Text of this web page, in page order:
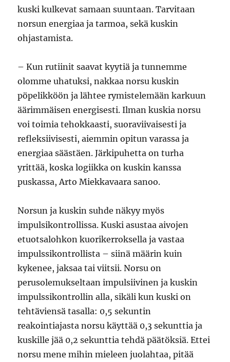
kuski kulkevat samaan suuntaan. Tarvitaan
norsun energiaa ja tarmoa, sekä kuskin
ohjastamista.
– Kun rutiinit saavat kyytiä ja tunnemme
olomme uhatuksi, nakkaa norsu kuskin
pöpelikköön ja lähtee rymistelemään karkuun
äärimmäisen energisesti. Ilman kuskia norsu
voi toimia tehokkaasti, suoraviivaisesti ja
refleksiivisesti, aiemmin opitun varassa ja
energiaa säästäen. Järkipuhetta on turha
yrittää, koska logiikka on kuskin kanssa
puskassa, Arto Miekkavaara sanoo.
Norsun ja kuskin suhde näkyy myös
impulsikontrollissa. Kuski asustaa aivojen
etuotsalohkon kuorikerroksella ja vastaa
impulssikontrollista – siinä määrin kuin
kykenee, jaksaa tai viitsii. Norsu on
perusolemukseltaan impulsiivinen ja kuskin
impulssikontrollin alla, sikäli kun kuski on
tehtäviensä tasalla: 0,5 sekuntin
reakointiajasta norsu käyttää 0,3 sekunttia ja
kuskille jää 0,2 sekunttia tehdä päätöksiä. Ettei
norsu mene mihin mieleen juolahtaa, pitää